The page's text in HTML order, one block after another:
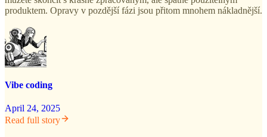
produktem. Opravy v pozdější fázi jsou přitom mnohem nákladnější.
Vibe coding
April 24, 2025
Read full story